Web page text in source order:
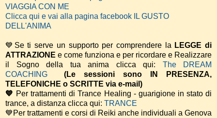
VIAGGIA CON ME
Clicca qui e vai alla pagina facebook IL GUSTO
DELL'ANIMA
💙Se ti serve un supporto per comprendere laLEGGE di
ATTRAZIONE e come funziona e per ricordare e Realizzare
il Sogno della tua anima clicca qui: The DREAM
COACHING
(Le sessioni sono IN PRESENZA,
TELEFONICHE o SCRITTE via e-mail)
💙 Per trattamenti di Trance Healing - guarigione in stato di
trance, a distanza clicca qui: TRANCE
💙Per trattamenti e corsi di Reiki anche individuali a Genova